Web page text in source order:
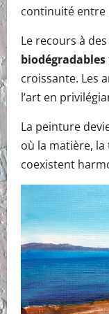
continuité entre
Le recours à des
biodégradables
croissante. Les
l’art en
La peinture
où la matière,
coexistent